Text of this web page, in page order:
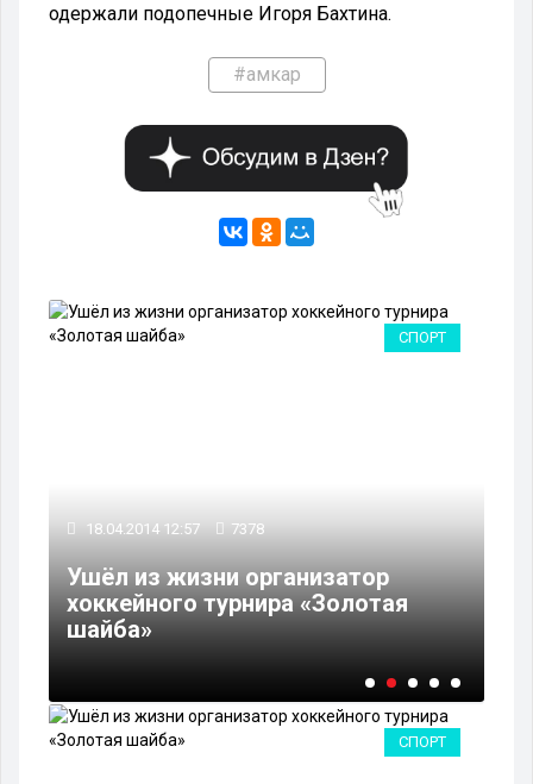
одержали подопечные Игоря Бахтина.
#амкар
СПОРТ
18.04.2014 12:57 7378
Ушёл из жизни организатор
хоккейного турнира «Золотая
шайба»
СПОРТ